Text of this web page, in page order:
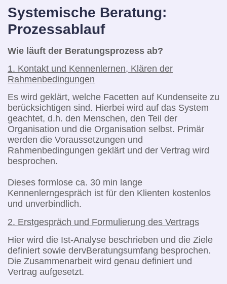
Systemische Beratung:
Prozessablauf
Wie läuft der Beratungsprozess ab?
1. Kontakt und Kennenlernen, Klären der
Rahmenbedingungen
Es wird geklärt, welche Facetten auf Kundenseite zu
berücksichtigen sind. Hierbei wird auf das System
geachtet, d.h. den Menschen, den Teil der
Organisation und die Organisation selbst. Primär
werden die Voraussetzungen und
Rahmenbedingungen geklärt und der Vertrag wird
besprochen.
Dieses formlose ca. 30 min lange
Kennenlerngespräch ist für den Klienten kostenlos
und unverbindlich.
2. Erstgespräch und Formulierung des Vertrags
Hier wird die Ist-Analyse beschrieben und die Ziele
definiert sowie dervBeratungsumfang besprochen.
Die Zusammenarbeit wird genau definiert und
Vertrag aufgesetzt.